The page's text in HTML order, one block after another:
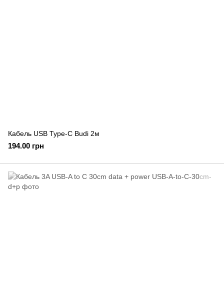
Кабель USB Type-C Budi 2м
194.00 грн